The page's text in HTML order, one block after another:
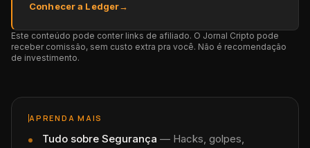
Conhecer a Ledger→
Este conteúdo pode conter links de afiliado. O Jornal Cripto pode
receber comissão, sem custo extra pra você. Não é recomendação
de investimento.
APRENDA MAIS
Tudo sobre Segurança — Hacks, golpes,